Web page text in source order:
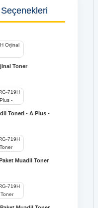
Toner
Toneri - A Plus -
Muadil Toner